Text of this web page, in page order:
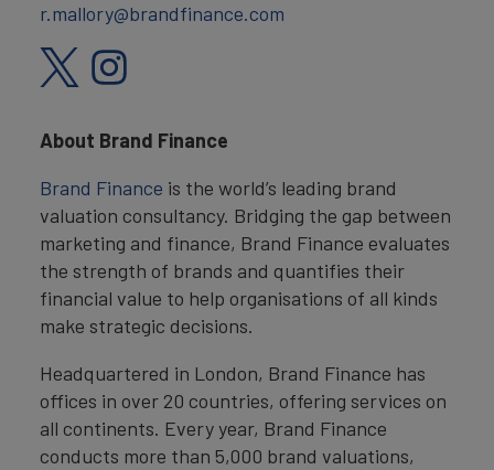
r.mallory@brandfinance.com
About Brand Finance
Brand Finance is the world’s leading brand
valuation consultancy. Bridging the gap between
marketing and finance, Brand Finance evaluates
the strength of brands and quantifies their
financial value to help organisations of all kinds
make strategic decisions.
Headquartered in London, Brand Finance has
offices in over 20 countries, offering services on
all continents. Every year, Brand Finance
conducts more than 5,000 brand valuations,